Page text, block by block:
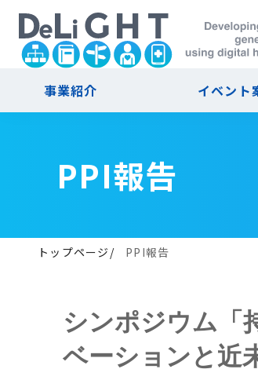
事業紹介 イベント
PPI報告
トップページ PPI報告
シンポジウム「
ベーションと近